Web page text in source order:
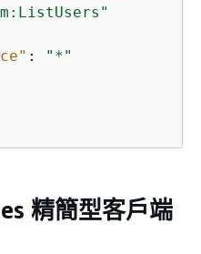
:
"*"
精簡型客戶端